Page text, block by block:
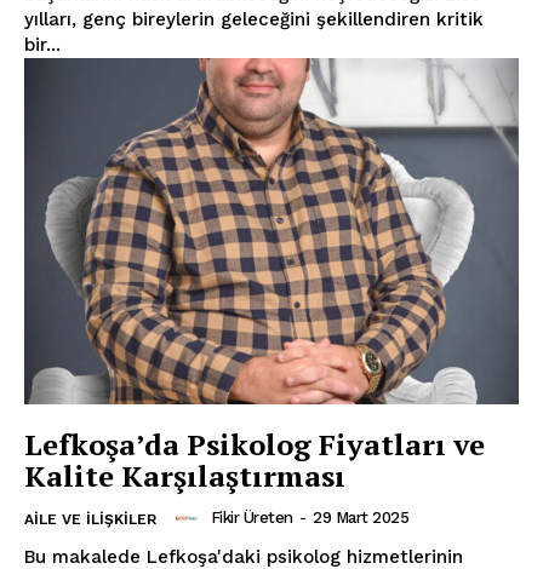
yılları, genç bireylerin geleceğini şekillendiren kritik
bir...
Lefkoşa’da Psikolog Fiyatları ve
Kalite Karşılaştırması
AILE VE İLIŞKILER Fikir Üreten - 29 Mart 2025
Bu makalede Lefkoşa'daki psikolog hizmetlerinin